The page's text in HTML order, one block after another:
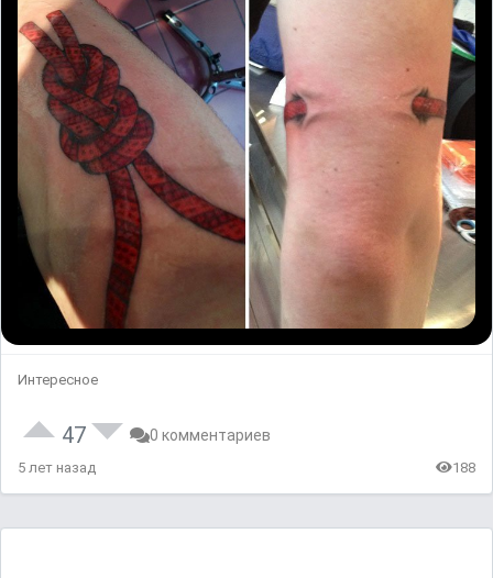
Интересное
47 0 комментариев
5 лет назад 188